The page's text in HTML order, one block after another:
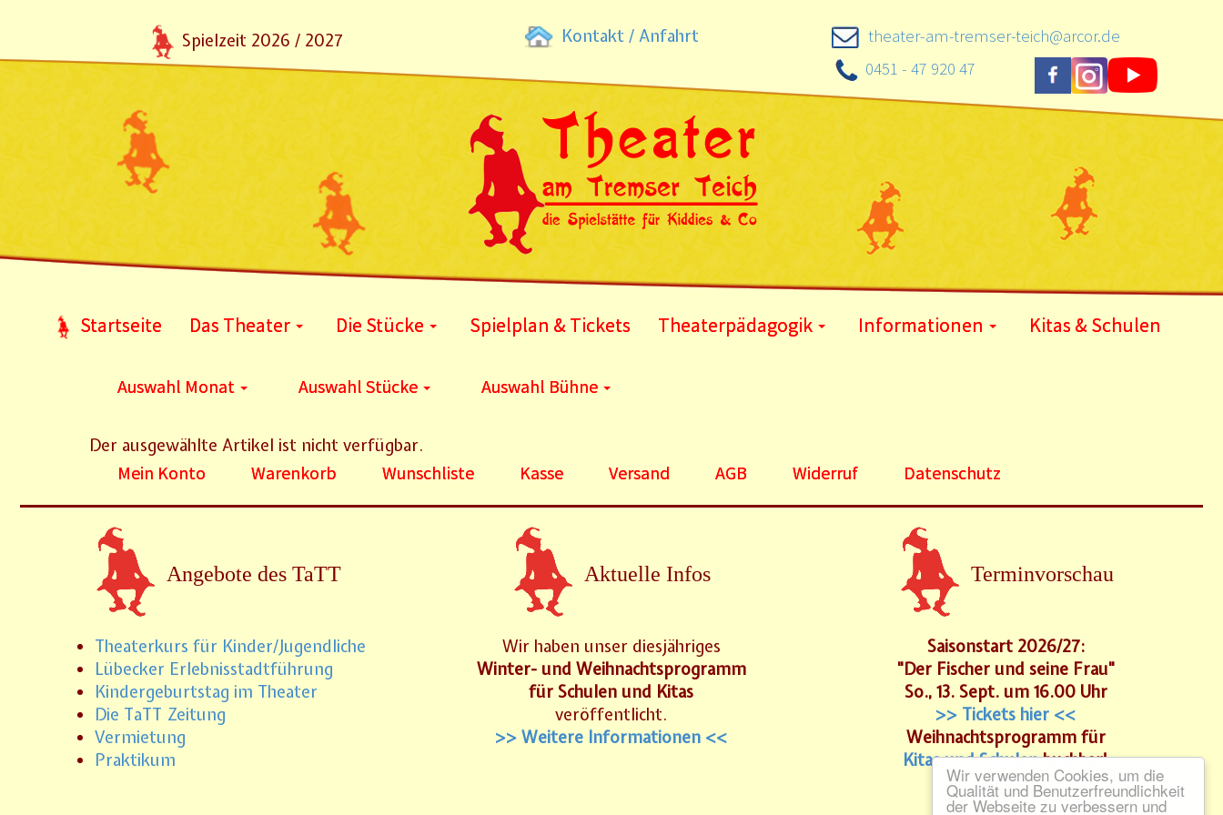
Wir verwenden Cookies, um die
Qualität und Benutzerfreundlichkeit
der Webseite zu verbessern und
Spielzeit 2026 / 2027 Kontakt / Anfahrt
theater-am-tremser-teich@arcor.de
0451 - 47 920 47
Startseite Das Theater Die Stücke Spielplan & Tickets Theaterpädagogik Informationen Kitas & Schulen
Auswahl Monat Auswahl Stücke Auswahl Bühne
Der ausgewählte Artikel ist nicht verfügbar.
Mein Konto
Warenkorb Wunschliste Kasse Versand AGB Widerruf Datenschutz
Angebote des TaTT
Theaterkurs für Kinder/Jugendliche
Lübecker Erlebnisstadtführung
Kindergeburtstag im Theater
Die TaTT Zeitung
Vermietung
Praktikum
Aktuelle Infos
Wir haben unser diesjähriges
Winter- und Weihnachtsprogramm
für Schulen und Kitas
veröffentlicht.
>> Weitere Informationen <<
Terminvorschau
Saisonstart 2026/27:
"Der Fischer und seine Frau"
So., 13. Sept. um 16.00 Uhr
>> Tickets hier <<
Weihnachtsprogramm für
Kitas und Schulenbuchbar!